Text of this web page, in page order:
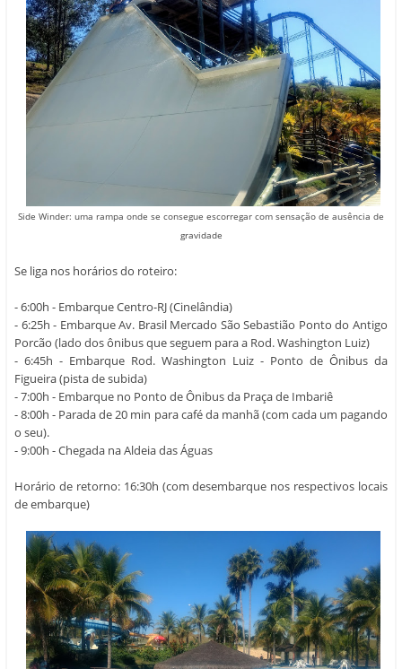
Side Winder: uma rampa onde se consegue escorregar com sensação de ausência de
gravidade
Se liga nos horários do roteiro:
- 6:00h - Embarque Centro-RJ (Cinelândia)
- 6:25h - Embarque Av. Brasil Mercado São Sebastião Ponto do Antigo
Porcão (lado dos ônibus que seguem para a Rod. Washington Luiz)
- 6:45h - Embarque Rod. Washington Luiz - Ponto de Ônibus da
Figueira (pista de subida)
- 7:00h - Embarque no Ponto de Ônibus da Praça de Imbariê
- 8:00h - Parada de 20 min para café da manhã (com cada um pagando
o seu).
- 9:00h - Chegada na Aldeia das Águas
Horário de retorno: 16:30h (com desembarque nos respectivos locais
de embarque)